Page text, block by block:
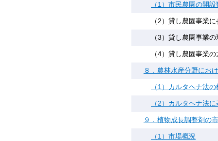
（1）市民農園の開
（2）貸し農園事業
（3）貸し農園事業
（4）貸し農園事業
８．農林水産分野にお
（1）カルタヘナ法の
（2）カルタヘナ法
９．植物成長調整剤の
（1）市場概況